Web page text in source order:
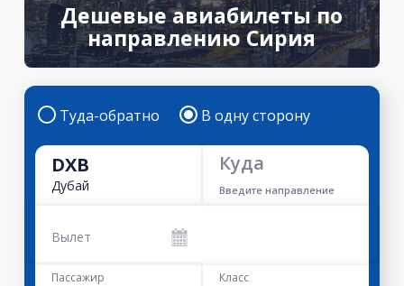
Дешевые авиабилеты по
направлению Сирия
Туда-обратно В одну сторону
DXB
Дубай
Куда
Введите направление
Вылет
Пассажир Класс